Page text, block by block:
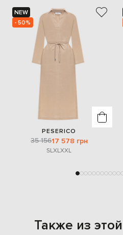
NEW
- 50%
PESERICO
35 15617 578 грн
SLXLXXL
Также из